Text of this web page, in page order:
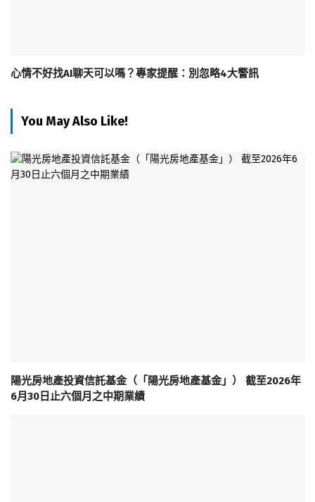
心情不好找AI聊天可以嗎？專家提醒：別忽略4大警訊
You May Also Like!
陽光房地產投資信託基金（「陽光房地產基金」） 截至2026年
6月30日止六個月之中期業績